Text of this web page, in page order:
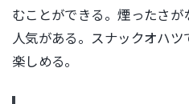
むことができる。煙ったさ
人気がある。スナックオハ
楽しめる。